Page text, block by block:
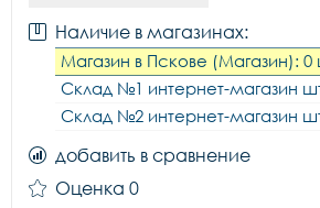
Наличие в магазинах:
Магазин в Пскове (Магазин): 0
Склад №1 интернет-магазин
Склад №2 интернет-магазин
добавить в сравнение
Оценка 0